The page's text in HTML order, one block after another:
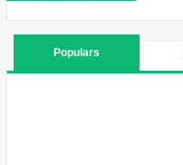
Populars